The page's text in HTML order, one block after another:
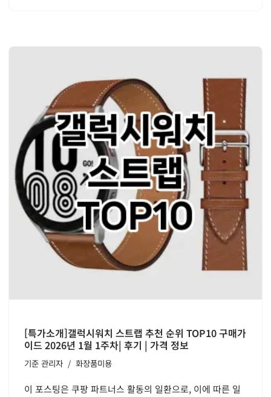
[특가소개]갤럭시워치 스트랩 추천 순위 TOP10 구매가
이드 2026년 1월 1주차| 후기 | 가격 정보
기준 관리자 화장품미용
이 포스팅은 쿠팡 파트너스 활동의 일환으로, 이에 따른 일